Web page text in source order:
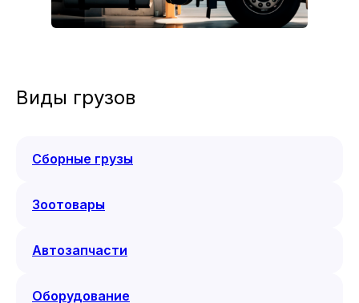
Виды грузов
Сборные грузы
Зоотовары
Автозапчасти
Оборудование